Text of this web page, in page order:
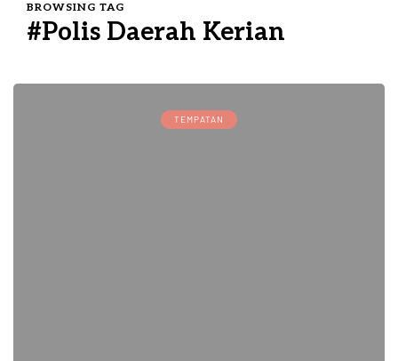
BROWSING TAG
#Polis Daerah Kerian
TEMPATAN